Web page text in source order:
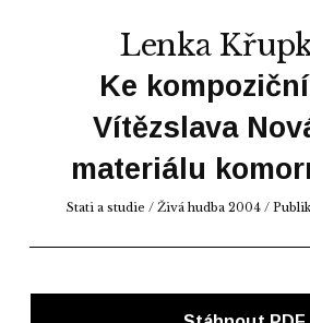
Lenka
Ke
Vítězslava
materiálu
Stati a studie / Živá hudba 2004 /